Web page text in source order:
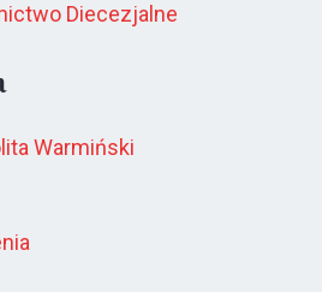
Diecezjalne
Warmiński